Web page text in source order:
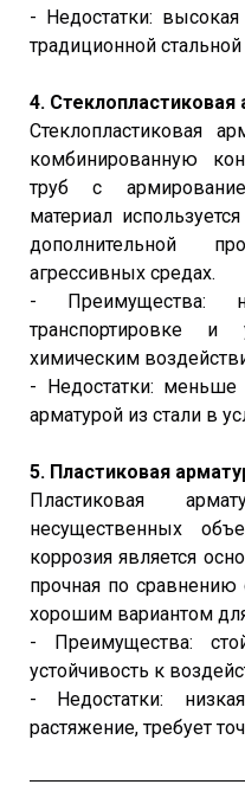
- Недостатки:
традиционной
4. Стеклопластиковая
Стеклопластиковая
комбинированную
труб с
материал
дополнительной
агрессивных средах.
- Преимущества:
транспортировке и
химическим
- Недостатки:
арматурой из стали в
5. Пластиковая
Пластиковая
несущественных
коррозия является
прочная по
хорошим вариантом
- Преимущества:
устойчивость к
- Недостатки:
растяжение, требует